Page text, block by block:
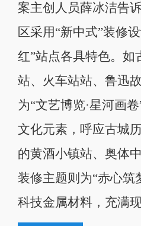
案主创人员薛冰洁告
区采用“新中式”装修
红”站点各具特色。如
站、火车站站、鲁迅
为“文艺博览·星河画
文化元素，呼应古城
的黄酒小镇站、奥体
装修主题则为“赤心筑
科技金属材料，充满